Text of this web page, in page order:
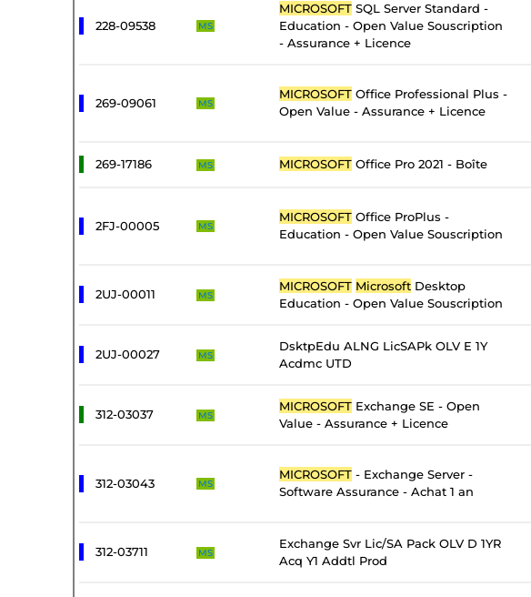
228-09538 MS
MICROSOFT SQL Server Standard -
Education - Open Value Souscription
- Assurance + Licence
269-09061 MS
MICROSOFT Office Professional Plus -
Open Value - Assurance + Licence
269-17186 MS MICROSOFT Office Pro 2021 - Boîte
2FJ-00005 MS
MICROSOFT Office ProPlus -
Education - Open Value Souscription
2UJ-00011 MS
MICROSOFT Microsoft Desktop
Education - Open Value Souscription
2UJ-00027 MS
DsktpEdu ALNG LicSAPk OLV E 1Y
Acdmc UTD
312-03037 MS
MICROSOFT Exchange SE - Open
Value - Assurance + Licence
312-03043 MS
MICROSOFT - Exchange Server -
Software Assurance - Achat 1 an
312-03711 MS
Exchange Svr Lic/SA Pack OLV D 1YR
Acq Y1 Addtl Prod